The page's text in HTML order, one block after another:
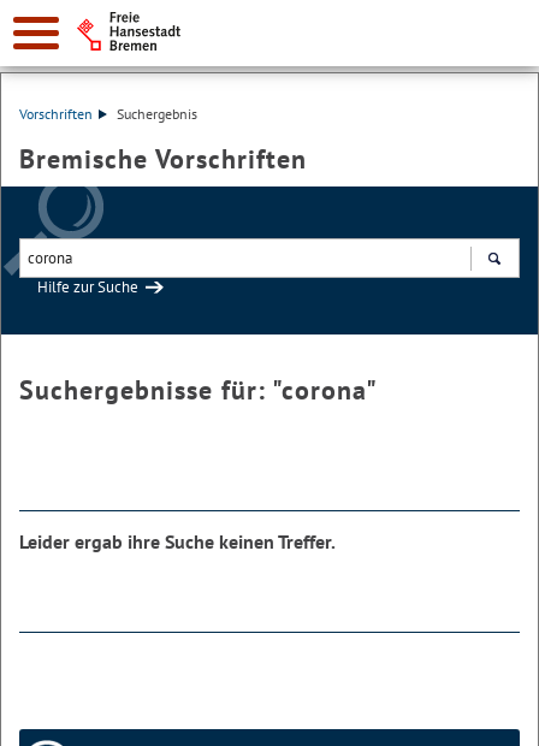
Vorschriften Suchergebnis
Bremische Vorschriften
Hilfe zur Suche
Suchergebnisse für: "corona"
Leider ergab ihre Suche keinen Treffer.